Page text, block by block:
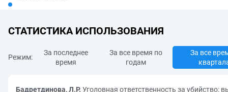
СТАТИСТИКА ИСПОЛЬЗОВАНИЯ
Режим:
За последнее
время
За все время по
годам
За все
Бадретдинова, Л.Р. Уголовная ответственность за убийство: